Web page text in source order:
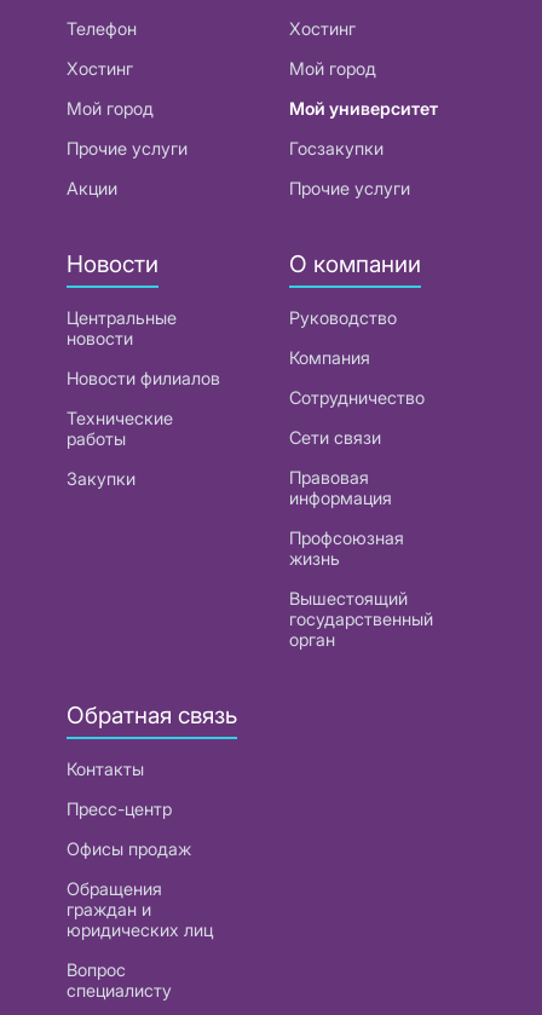
Телефон
Хостинг
Мой город
Прочие услуги
Акции
Хостинг
Мой город
Мой университет
Госзакупки
Прочие услуги
Новости
Центральные
новости
Новости филиалов
Технические
работы
Закупки
О компании
Руководство
Компания
Сотрудничество
Сети связи
Правовая
информация
Профсоюзная
жизнь
Вышестоящий
государственный
орган
Обратная связь
Контакты
Пресс-центр
Офисы продаж
Обращения
граждан и
юридических лиц
Вопрос
специалисту